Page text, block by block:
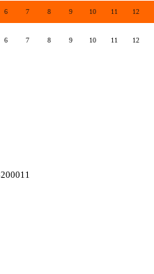
6 7 8 9 10 11 12
6 7 8 9 10 11 12